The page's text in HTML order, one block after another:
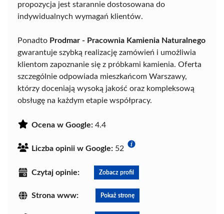
propozycja jest starannie dostosowana do
indywidualnych wymagań klientów.
Ponadto Prodmar - Pracownia Kamienia Naturalnego
gwarantuje szybką realizację zamówień i umożliwia
klientom zapoznanie się z próbkami kamienia. Oferta
szczególnie odpowiada mieszkańcom Warszawy,
którzy doceniają wysoką jakość oraz kompleksową
obsługę na każdym etapie współpracy.
Ocena w Google: 4.4
Liczba opinii w Google: 52
Czytaj opinie: Zobacz profil
Strona www: Pokaż stronę